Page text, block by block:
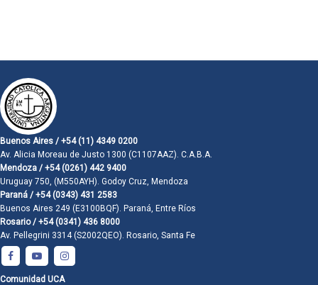
Buenos Aires / +54 (11) 4349 0200
Av. Alicia Moreau de Justo 1300 (C1107AAZ). C.A.B.A.
Mendoza / +54 (0261) 442 9400
Uruguay 750, (M550AYH). Godoy Cruz, Mendoza
Paraná / +54 (0343) 431 2583
Buenos Aires 249 (E3100BQF). Paraná, Entre Ríos
Rosario / +54 (0341) 436 8000
Av. Pellegrini 3314 (S2002QEO). Rosario, Santa Fe
Comunidad UCA